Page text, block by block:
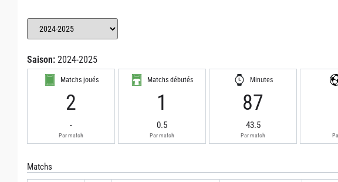
Saison: 2024-2025
Matchs joués
2
-
Par match
Matchs débutés
1
0.5
Par match
Minutes
87
43.5
Par match
Matchs